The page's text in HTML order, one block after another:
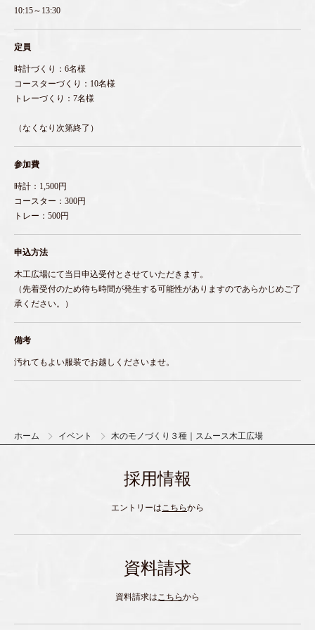
10:15～13:30
定員
時計づくり：6名様
コースターづくり：10名様
トレーづくり：7名様
（なくなり次第終了）
参加費
時計：1,500円
コースター：300円
トレー：500円
申込方法
木工広場にて当日申込受付とさせていただきます。
（先着受付のため待ち時間が発生する可能性がありますのであらかじめご了
承ください。）
備考
汚れてもよい服装でお越しくださいませ。
ホーム イベント 木のモノづくり３種｜スムース木工広場
採用情報
エントリーはこちらから
資料請求
資料請求はこちらから